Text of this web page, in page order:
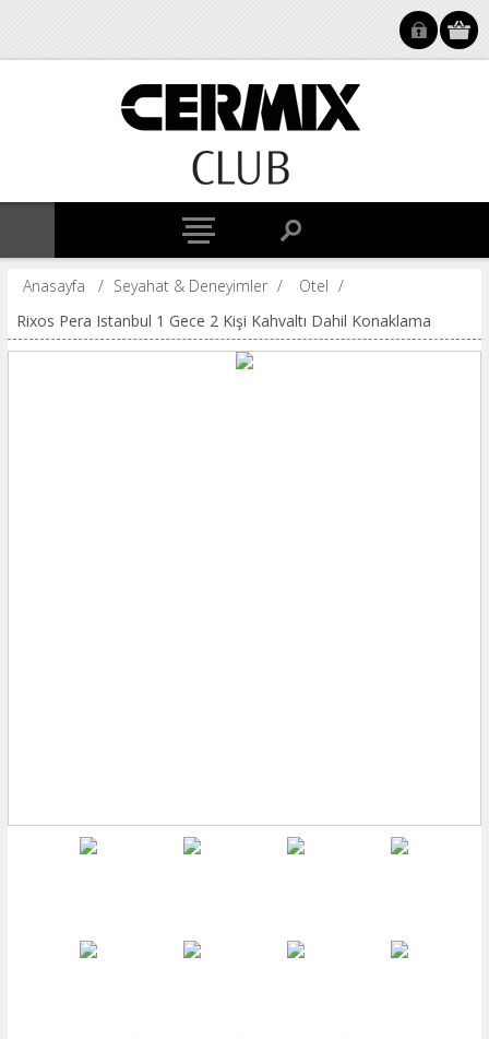
Anasayfa / Seyahat & Deneyimler / Otel /
Rixos Pera Istanbul 1 Gece 2 Kişi Kahvaltı Dahil Konaklama